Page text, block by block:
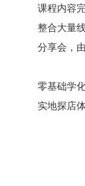
课程内容
整合大量
分享会，
零基础学
实地探店体